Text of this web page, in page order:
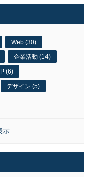
Web (30)
企業活動 (14)
(6)
デザイン (5)
示